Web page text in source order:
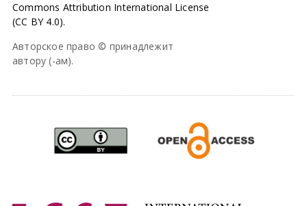
Commons Attribution International License
(CC BY 4.0).
Авторское право © принадлежит
автору (-ам).